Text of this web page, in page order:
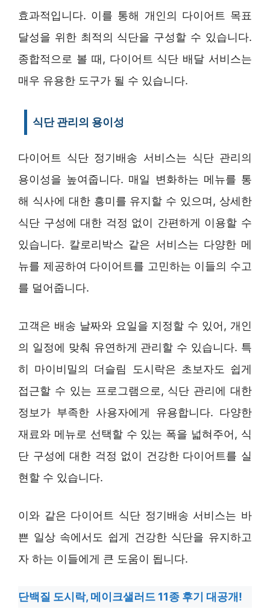
효과적입니다. 이를 통해 개인의 다이어트 목표
달성을 위한 최적의 식단을 구성할 수 있습니다.
종합적으로 볼 때, 다이어트 식단 배달 서비스는
매우 유용한 도구가 될 수 있습니다.
식단 관리의 용이성
다이어트 식단 정기배송 서비스는 식단 관리의
용이성을 높여줍니다. 매일 변화하는 메뉴를 통
해 식사에 대한 흥미를 유지할 수 있으며, 상세한
식단 구성에 대한 걱정 없이 간편하게 이용할 수
있습니다. 칼로리박스 같은 서비스는 다양한 메
뉴를 제공하여 다이어트를 고민하는 이들의 수고
를 덜어줍니다.
고객은 배송 날짜와 요일을 지정할 수 있어, 개인
의 일정에 맞춰 유연하게 관리할 수 있습니다. 특
히 마이비밀의 더슬림 도시락은 초보자도 쉽게
접근할 수 있는 프로그램으로, 식단 관리에 대한
정보가 부족한 사용자에게 유용합니다. 다양한
재료와 메뉴로 선택할 수 있는 폭을 넓혀주어, 식
단 구성에 대한 걱정 없이 건강한 다이어트를 실
현할 수 있습니다.
이와 같은 다이어트 식단 정기배송 서비스는 바
쁜 일상 속에서도 쉽게 건강한 식단을 유지하고
자 하는 이들에게 큰 도움이 됩니다.
단백질 도시락, 메이크샐러드 11종 후기 대공개!